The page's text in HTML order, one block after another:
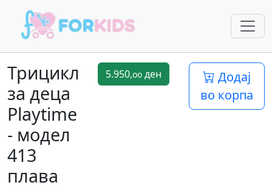
Трицикл
за деца
Playtime
- модел
413
плава
5.950,oo ден
Додај
во корпа